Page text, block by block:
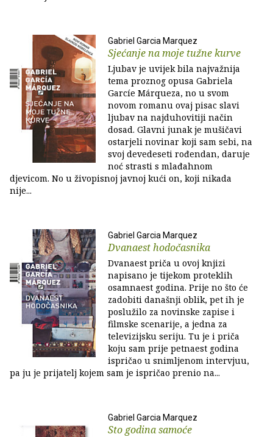
Gabriel Garcia Marquez
Sjećanje na moje tužne kurve
Ljubav je uvijek bila najvažnija
tema proznog opusa Gabriela
Garcíe Márqueza, no u svom
novom romanu ovaj pisac slavi
ljubav na najduhovitiji način
dosad. Glavni junak je mušičavi
ostarjeli novinar koji sam sebi, na
svoj devedeseti rođendan, daruje
noć strasti s mlađahnom
djevicom. No u živopisnoj javnoj kući on, koji nikada
nije...
Gabriel Garcia Marquez
Dvanaest hodočasnika
Dvanaest priča u ovoj knjizi
napisano je tijekom proteklih
osamnaest godina. Prije no što će
zadobiti današnji oblik, pet ih je
poslužilo za novinske zapise i
filmske scenarije, a jedna za
televizijsku seriju. Tu je i priča
koju sam prije petnaest godina
ispričao u snimljenom intervjuu,
pa ju je prijatelj kojem sam je ispričao prenio na...
Gabriel Garcia Marquez
Sto godina samoće